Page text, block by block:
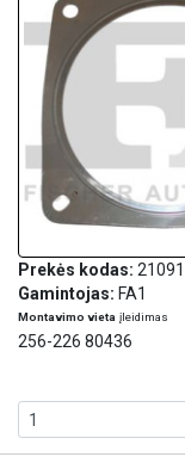
Prekės kodas:
Gamintojas: FA1
Montavimo vieta įleidimas
256-226 80436